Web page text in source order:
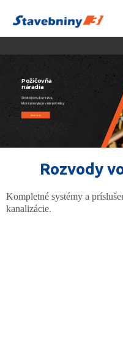
Požičovňa
náradia
Široká ponuka reziva,
ktorá prevyšuje vaše potreby.
idem na to
Rozvody
Kompletné systémy a
kanalizácie.